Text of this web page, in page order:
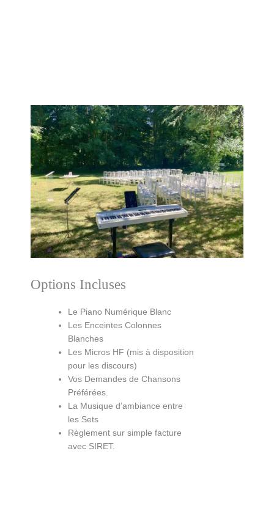
Options Incluses
Le Piano Numérique Blanc
Les Enceintes Colonnes
Blanches
Les Micros HF (mis à disposition
pour les discours)
Vos Demandes de Chansons
Préférées.
La Musique d’ambiance entre
les Sets
Règlement sur simple facture
avec SIRET.